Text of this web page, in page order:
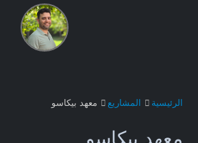
الرئيسية المشاريع معهد بيكاسو
معهد بيكاسو